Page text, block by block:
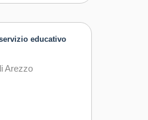
educativo
Arezzo